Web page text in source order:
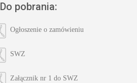
Do pobrania:
Ogłoszenie o zamówieniu
SWZ
Załącznik nr 1 do SWZ